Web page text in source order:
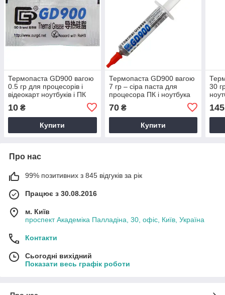
Термопаста GD900 вагою
0.5 гр для процесорів і
відеокарт ноутбуків і ПК
10 ₴
Купити
Термопаста GD900 вагою
7 гр – сіра паста для
процесора ПК і ноутбука
70₴
Купити
30
4.8
145
Про нас
99% позитивних з 845 відгуків за рік
Працює з 30.08.2016
м. Київ
проспект Академіка Палладіна, 30, офіс, Київ, Україна
Контакти
Сьогодні вихідний
Показати весь графік роботи